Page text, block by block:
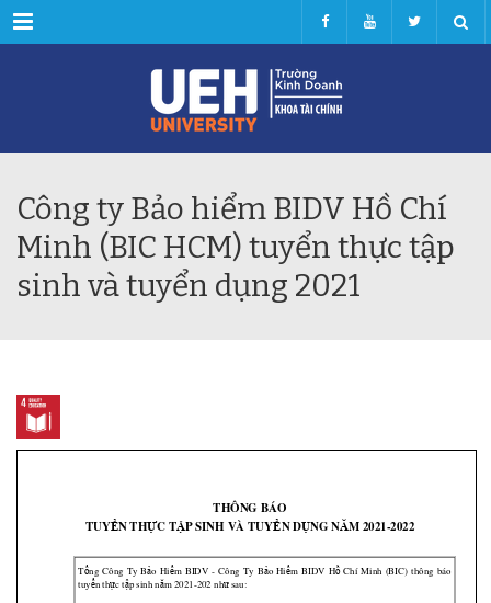
Menu
Công ty Bảo hiểm BIDV Hồ Chí
Minh (BIC HCM) tuyển thực tập
sinh và tuyển dụng 2021